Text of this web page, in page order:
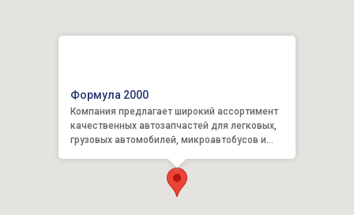
Формула 2000
Компания предлагает широкий ассортимент
качественных автозапчастей для легковых,
грузовых автомобилей, микроавтобусов и